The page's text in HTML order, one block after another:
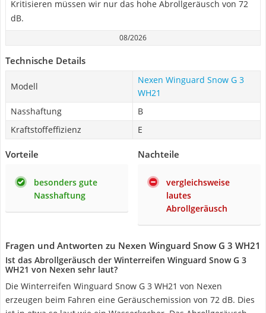
Kritisieren müssen wir nur das hohe Abrollgeräusch von 72
dB.
08/2026
Technische Details
Modell
Nexen Winguard Snow G 3
WH21
Nasshaftung
B
Kraftstoffeffizienz
E
Vorteile
besonders gute
Nasshaftung
Nachteile
vergleichsweise
lautes
Abrollgeräusch
Fragen und Antworten zu Nexen Winguard Snow G 3 WH21
Ist das Abrollgeräusch der Winterreifen Winguard Snow G 3
WH21 von Nexen sehr laut?
Die Winterreifen Winguard Snow G 3 WH21 von Nexen
erzeugen beim Fahren eine Geräuschemission von 72 dB. Dies